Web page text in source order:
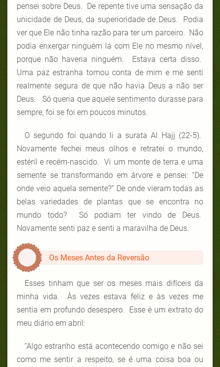
pensei sobre Deus. De repente tive uma sensação da
unicidade de Deus, da superioridade de Deus. Podia
ver que Ele não tinha razão para ter um parceiro. Não
podia enxergar ninguém lá com Ele no mesmo nível,
porque não haveria ninguém. Estava certa disso.
Uma paz estranha tomou conta de mim e me senti
realmente segura de que não havia Deus a não ser
Deus. Só queria que aquele sentimento durasse para
sempre, foi se foi em poucos minutos.
O segundo foi quando li a surata Al Hajj (22-5).
Novamente fechei meus olhos e retratei o mundo,
estéril e recém-nascido. Vi um monte de terra e uma
semente se transformando em árvore e pensei: “De
onde veio aquela semente?” De onde vieram todas as
belas variedades de plantas que se encontra no
mundo todo? Só podiam ter vindo de Deus.
Novamente senti paz e senti a maravilha de Deus.
Os Meses Antes da Reversão
Esses tinham que ser os meses mais difíceis da
minha vida. Às vezes estava feliz e às vezes me
sentia em profundo desespero. Esse é um extrato do
meu diário em abril:
“Algo estranho está acontecendo comigo e não sei
como me sentir a respeito, se é uma coisa boa ou